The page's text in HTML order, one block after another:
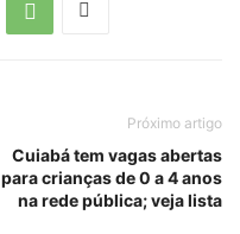
Próximo artigo
Cuiabá tem vagas abertas
para crianças de 0 a 4 anos
na rede pública; veja lista